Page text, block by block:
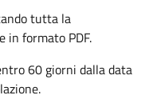
tutta la
in formato PDF.
60 giorni dalla data